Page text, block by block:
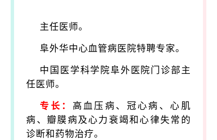
主任医师。
阜外华中心血管病医院特聘专家。
中国医学科学院阜外医院门诊部主
任医师。
专长： 高血压病、冠心病、心肌
病、瓣膜病及心力衰竭和心律失常的
诊断和药物治疗。